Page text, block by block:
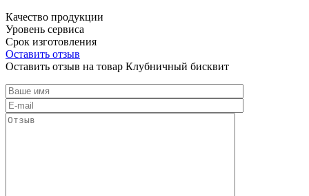
Качество продукции
Уровень сервиса
Срок изготовления
Оставить отзыв
Оставить отзыв на товар Клубничный бисквит